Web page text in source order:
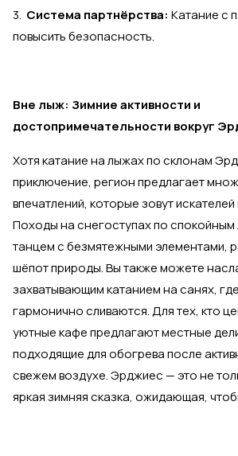
3. Система партнёрства: Катание с
повысить безопасность.
Вне лыж: Зимние активности и
достопримечательности вокруг
Хотя катание на лыжах по склонам
приключение, регион предлагает
впечатлений, которые зовут
Походы на снегоступах по спокойным
танцем с безмятежными элементами,
шёпот природы. Вы также можете
захватывающим катанием на санях,
гармонично сливаются. Для тех, кто
уютные кафе предлагают местные
подходящие для обогрева после
свежем воздухе. Эрджиес — это не
яркая зимняя сказка, ожидающая,